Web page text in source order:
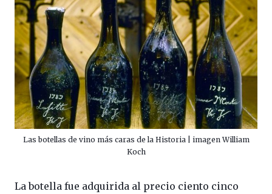
Las botellas de vino más caras de la Historia | imagen William
Koch
La botella fue adquirida al precio ciento cinco